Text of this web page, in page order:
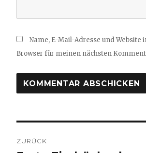
Name, E-Mail-Adresse und Website
Browser für meinen nächsten
ZURÜCK